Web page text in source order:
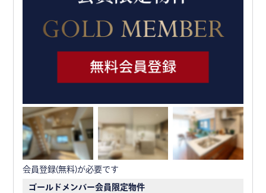
会員登録(無料)が必要です
ゴールドメンバー会員限定物件